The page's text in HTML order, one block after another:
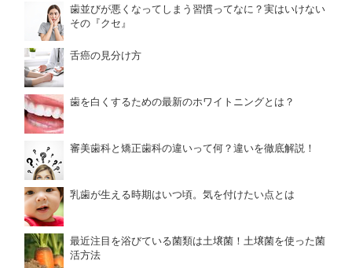
歯並びが悪くなってしまう習慣ってなに？実はいけない
その『クセ』
舌癌の見分け方
歯を白くするための最新のホワイトニングとは？
審美歯科と矯正歯科の違いって何？違いを徹底解説！
乳歯が生える時期はいつ頃。気を付けたい点とは
最近注目を浴びている菌類は土壌菌！土壌菌を使った菌
活方法